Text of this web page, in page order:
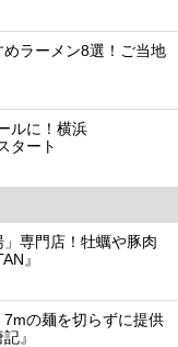
めラーメン8選！ご当地
ルに！横浜
タート
専門店！牡蠣や豚肉
』
の麺を切らずに提供
』